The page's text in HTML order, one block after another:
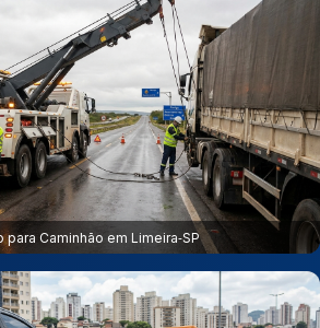
para Caminhão em Limeira‑SP